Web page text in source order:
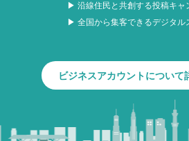
▶ 沿線住民と共創する投稿キャ
▶ 全国から集客できるデジタル
ビジネスアカウントについて